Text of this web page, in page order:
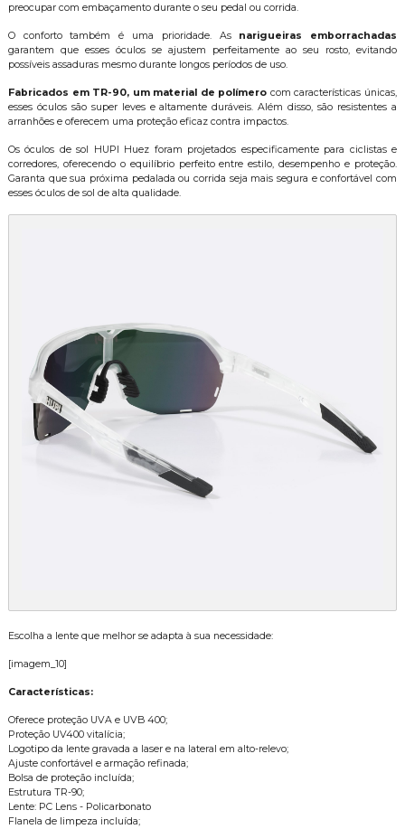
preocupar com embaçamento durante o seu pedal ou corrida.
O conforto também é uma prioridade. Asnarigueiras emborrachadas
garantem que esses óculos se ajustem perfeitamente ao seu rosto, evitando
possíveis assaduras mesmo durante longos períodos de uso.
Fabricados em TR-90, um material de polímero com características únicas,
esses óculos são super leves e altamente duráveis. Além disso, são resistentes a
arranhões e oferecem uma proteção eficaz contra impactos.
Os óculos de sol HUPI Huez foram projetados especificamente para ciclistas e
corredores, oferecendo o equilíbrio perfeito entre estilo, desempenho e proteção.
Garanta que sua próxima pedalada ou corrida seja mais segura e confortável com
esses óculos de sol de alta qualidade.
Escolha a lente que melhor se adapta à sua necessidade:
[imagem_10]
Características:
Oferece proteção UVA e UVB 400;
Proteção UV400 vitalícia;
Logotipo da lente gravada a laser e na lateral em alto-relevo;
Ajuste confortável e armação refinada;
Bolsa de proteção incluída;
Estrutura TR-90;
Lente: PC Lens - Policarbonato
Flanela de limpeza incluída;